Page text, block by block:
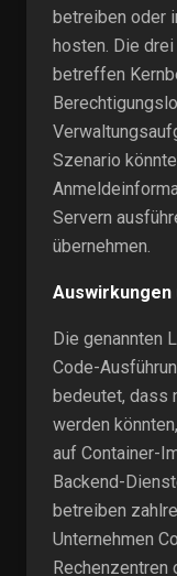
betreiben oder
hosten. Die
betreffen
Szenario
Servern
übernehmen.
Auswirkungen
Die genannten
Code-
bedeutet, dass
werden
auf Container-
Backend-
betreiben
Unternehmen
Rechenzentren